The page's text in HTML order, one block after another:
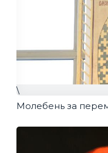
\
Молебень за